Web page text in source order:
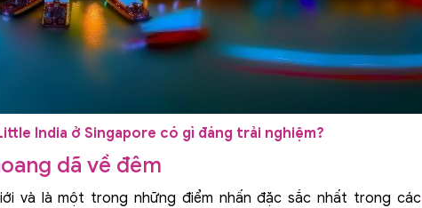
India ở Singapore có gì đáng trải nghiệm?
dã về đêm
và là một trong những điểm nhấn đặc sắc nhất trong các